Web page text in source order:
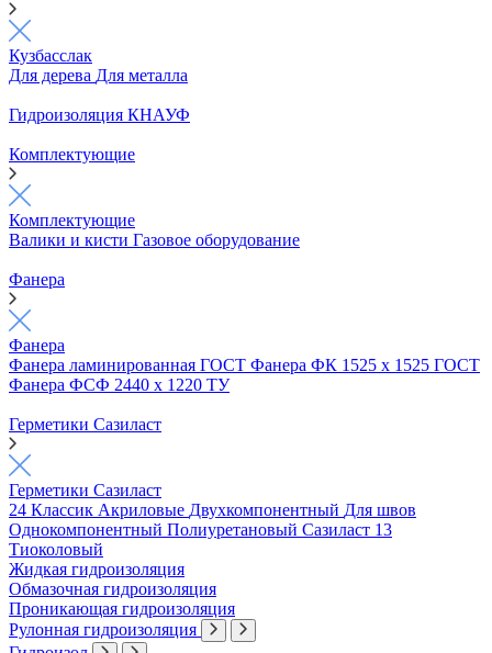
Кузбасслак
Для дерева Для металла
Гидроизоляция КНАУФ
Комплектующие
Комплектующие
Валики и кисти Газовое оборудование
Фанера
Фанера
Фанера ламинированная ГОСТ Фанера ФК 1525 х 1525 ГОСТ
Фанера ФСФ 2440 х 1220 ТУ
Герметики Сазиласт
Герметики Сазиласт
24 Классик Акриловые Двухкомпонентный Для швов
Однокомпонентный Полиуретановый Сазиласт 13
Тиоколовый
Жидкая гидроизоляция
Обмазочная гидроизоляция
Проникающая гидроизоляция
Рулонная гидроизоляция